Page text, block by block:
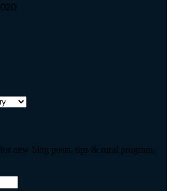
new blog posts, tips & rural program.